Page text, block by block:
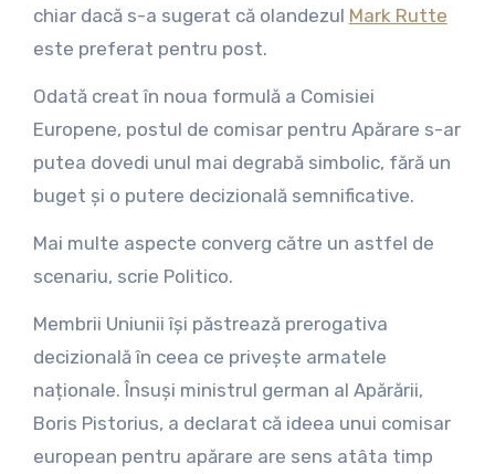
chiar dacă s-a sugerat că olandezul Mark Rutte
este preferat pentru post.
Odată creat în noua formulă a Comisiei
Europene, postul de comisar pentru Apărare s-ar
putea dovedi unul mai degrabă simbolic, fără un
buget și o putere decizională semnificative.
Mai multe aspecte converg către un astfel de
scenariu, scrie Politico.
Membrii Uniunii își păstrează prerogativa
decizională în ceea ce privește armatele
naționale. Însuși ministrul german al Apărării,
Boris Pistorius, a declarat că ideea unui comisar
european pentru apărare are sens atâta timp